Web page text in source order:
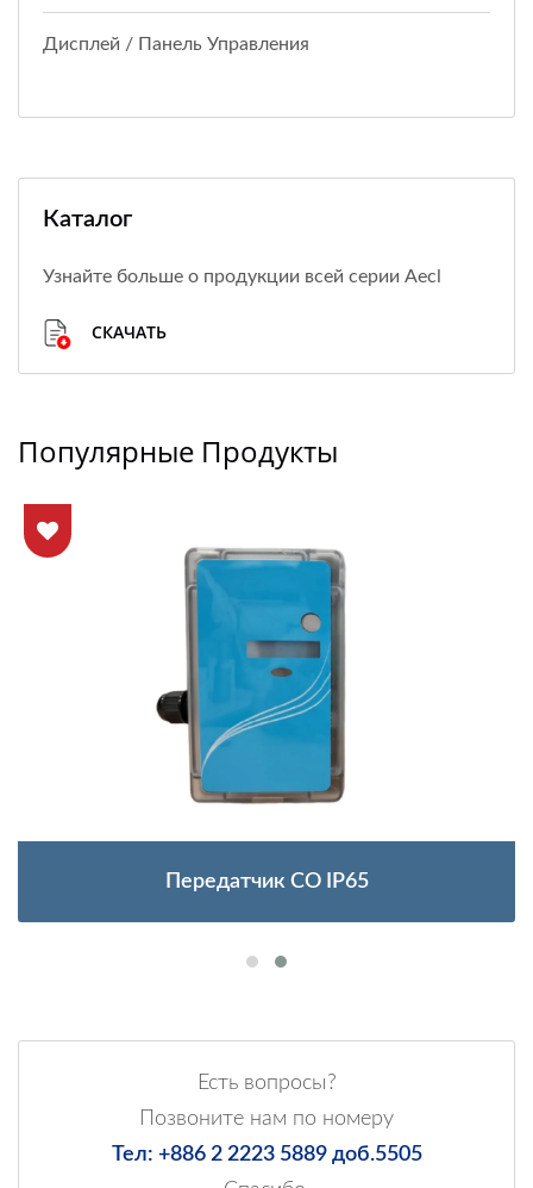
Дисплей / Панель Управления
Каталог
Узнайте больше о продукции всей серии Aecl
СКАЧАТЬ
Популярные Продукты
Передатчик CO IP65
Есть вопросы?
Позвоните нам по номеру
Тел: +886 2 2223 5889 доб.5505